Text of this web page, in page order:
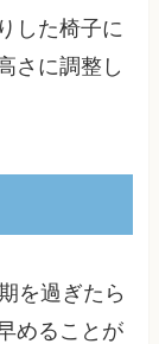
した椅子に
さに調整し
を過ぎたら
めることが